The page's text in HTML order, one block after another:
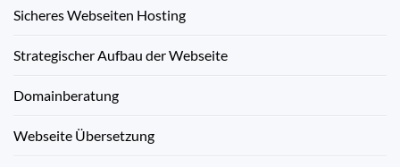
Sicheres Webseiten Hosting
Strategischer Aufbau der Webseite
Domainberatung
Webseite Übersetzung